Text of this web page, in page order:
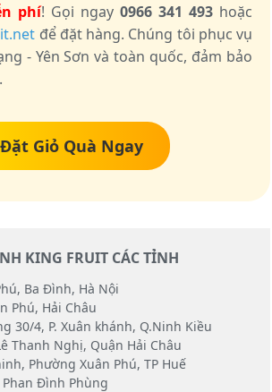
phí! Gọi ngay 0966 341 493 hoặc
để đặt hàng. Chúng tôi phục vụ
- Yên Sơn và toàn quốc, đảm bảo
Đặt Giỏ Quà Ngay
KING FRUIT CÁC TỈNH
Ba Đình, Hà Nội
Phú, Hải Châu
30/4, P. Xuân khánh, Q.Ninh Kiều
Thanh Nghị, Quận Hải Châu
Phường Xuân Phú, TP Huế
Đình Phùng